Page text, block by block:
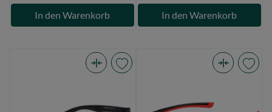
In den Warenkorb In den Warenkorb
Glasses